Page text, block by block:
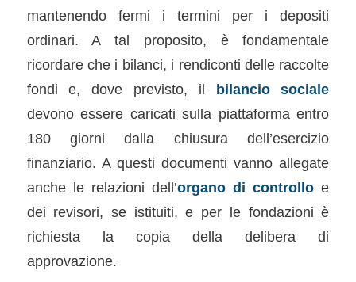
mantenendo fermi i termini per i depositi
ordinari. A tal proposito, è fondamentale
ricordare che i bilanci, i rendiconti delle raccolte
fondi e, dove previsto, il bilancio sociale
devono essere caricati sulla piattaforma entro
180 giorni dalla chiusura dell’esercizio
finanziario. A questi documenti vanno allegate
anche le relazioni dell’organo di controllo e
dei revisori, se istituiti, e per le fondazioni è
richiesta la copia della delibera di
approvazione.